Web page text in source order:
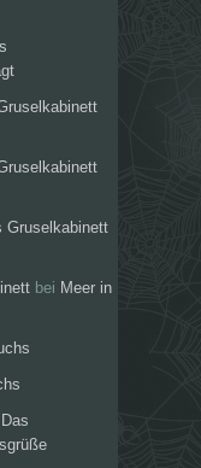
Gruselkabinett
bei Meer in